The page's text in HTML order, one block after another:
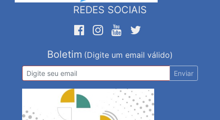
REDES SOCIAIS
Boletim (Digite um email válido)
Enviar